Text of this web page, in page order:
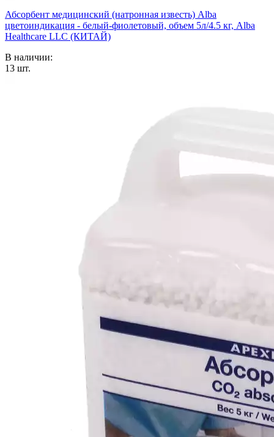
Абсорбент медицинский (натронная известь) Alba
цветоиндикация - белый-фиолетовый, объем 5л/4.5 кг, Alba
Healthcare LLC (КИТАЙ)
В наличии:
13 шт.